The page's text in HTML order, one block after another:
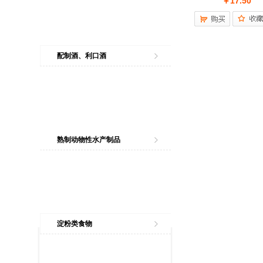
配制酒、利口酒
熟制动物性水产制品
淀粉类食物